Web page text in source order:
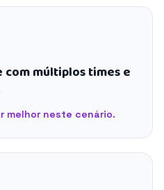
múltiplos times e
melhor neste cenário.